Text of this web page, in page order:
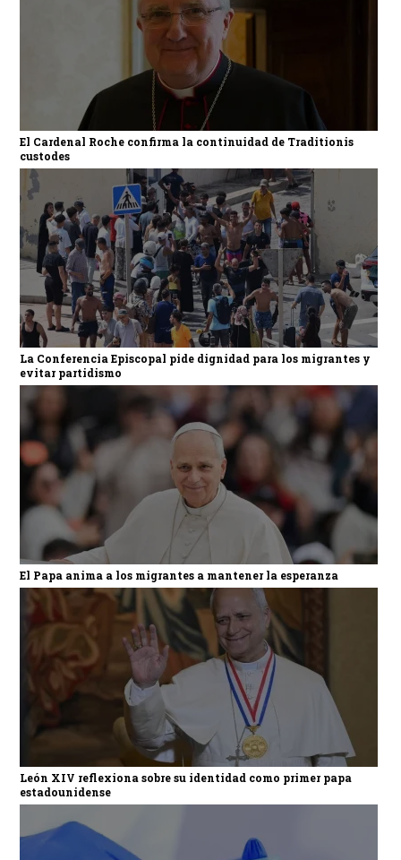
El Cardenal Roche confirma la continuidad de Traditionis
custodes
La Conferencia Episcopal pide dignidad para los migrantes y
evitar partidismo
El Papa anima a los migrantes a mantener la esperanza
León XIV reflexiona sobre su identidad como primer papa
estadounidense